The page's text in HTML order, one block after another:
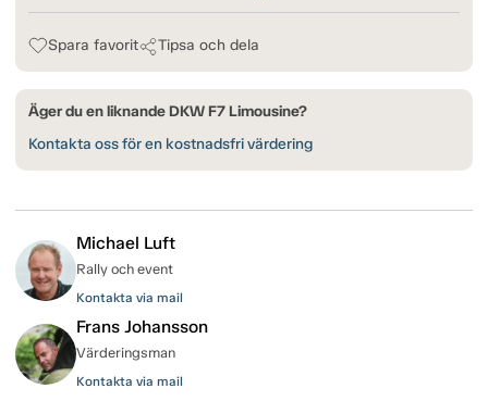
Spara favorit Tipsa och dela
Äger du en liknande DKW F7 Limousine?
Kontakta oss för en kostnadsfri värdering
Michael Luft
Rally och event
Kontakta via mail
Frans Johansson
Värderingsman
Kontakta via mail